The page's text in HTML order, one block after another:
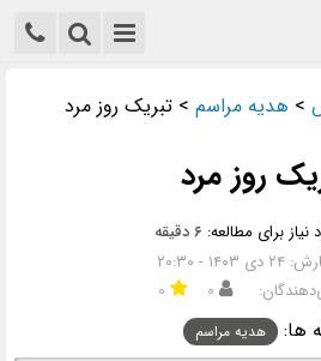
> هدیه مراسم > تبریک روز مرد
روز مرد
نیاز برای مطالعه: ۶ دقیقه
- ۲۰:۳۰
۰ ۰
ها: هدیه مراسم